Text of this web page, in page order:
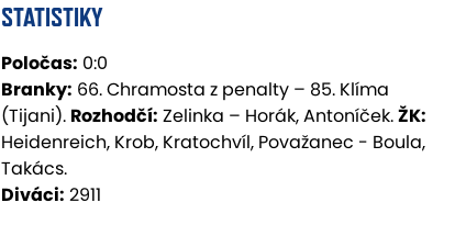
STATISTIKY
Poločas: 0:0
Branky: 66. Chramosta z penalty – 85. Klíma
(Tijani). Rozhodčí: Zelinka – Horák, Antoníček.ŽK:
Heidenreich, Krob, Kratochvíl, Považanec - Boula,
Takács.
Diváci: 2911